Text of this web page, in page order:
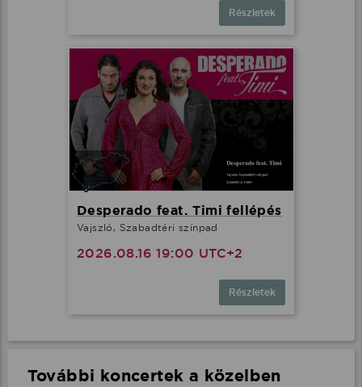
Részletek
Desperado feat. Timi fellépés
Vajszló, Szabadtéri színpad
2026.08.16 19:00 UTC+2
Részletek
További koncertek a közelben